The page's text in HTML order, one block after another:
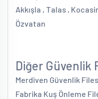
Akkışla , Talas ,
Özvatan
Diğer Güvenlik
Merdiven Güvenlik
Fabrika Kuş Önleme